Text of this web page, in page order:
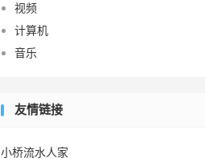
视频
计算机
音乐
友情链接
小桥流水人家